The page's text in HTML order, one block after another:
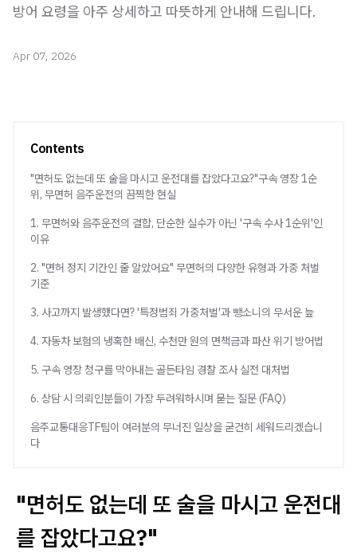
방어 요령을 아주 상세하고 따뜻하게 안내해 드립니다.
Apr 07, 2026
Contents
"면허도 없는데 또 술을 마시고 운전대를 잡았다고요?"구속 영장 1순
위, 무면허 음주운전의 끔찍한 현실
1. 무면허와 음주운전의 결합, 단순한 실수가 아닌 '구속 수사 1순위'인
이유
2. "면허 정지 기간인 줄 알았어요" 무면허의 다양한 유형과 가중 처벌
기준
3. 사고까지 발생했다면? '특정범죄 가중처벌'과 뺑소니의 무서운 늪
4. 자동차 보험의 냉혹한 배신, 수천만 원의 면책금과 파산 위기 방어법
5. 구속 영장 청구를 막아내는 골든타임 경찰 조사 실전 대처법
6. 상담 시 의뢰인분들이 가장 두려워하시며 묻는 질문 (FAQ)
음주교통대응TF팀이 여러분의 무너진 일상을 굳건히 세워드리겠습니
다
"면허도 없는데 또 술을 마시고 운전대
를 잡았다고요?"